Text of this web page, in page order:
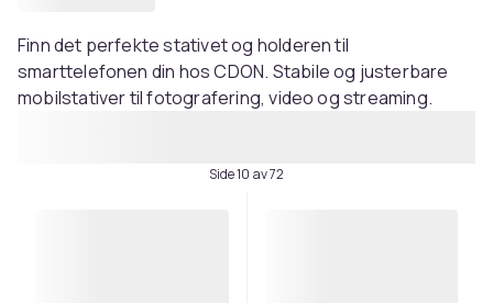
Finn det perfekte stativet og holderen til
smarttelefonen din hos CDON. Stabile og justerbare
mobilstativer til fotografering, video og streaming.
Side 10 av 72